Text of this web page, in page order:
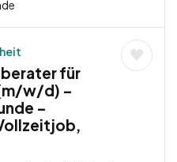
für
w/d) –
–